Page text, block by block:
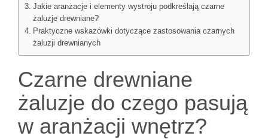
Jakie aranżacje i elementy wystroju podkreślają czarne
żaluzje drewniane?
Praktyczne wskazówki dotyczące zastosowania czarnych
żaluzji drewnianych
Czarne drewniane
żaluzje do czego pasują
w aranżacji wnętrz?